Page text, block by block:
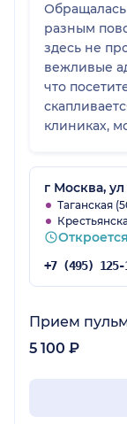
разным
здесь не
вежливые
что
клиниках,
говорил,
просто так
только в
сама, и с
клиник
г Москва,
Таганская
Прием
5 100 ₽